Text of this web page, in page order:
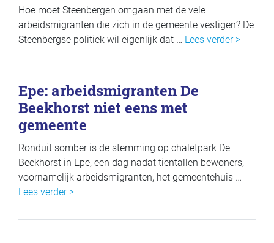
Hoe moet Steenbergen omgaan met de vele
arbeidsmigranten die zich in de gemeente vestigen? De
Steenbergse politiek wil eigenlijk dat … Lees verder >
Epe: arbeidsmigranten De
Beekhorst niet eens met
gemeente
Ronduit somber is de stemming op chaletpark De
Beekhorst in Epe, een dag nadat tientallen bewoners,
voornamelijk arbeidsmigranten, het gemeentehuis …
Lees verder >